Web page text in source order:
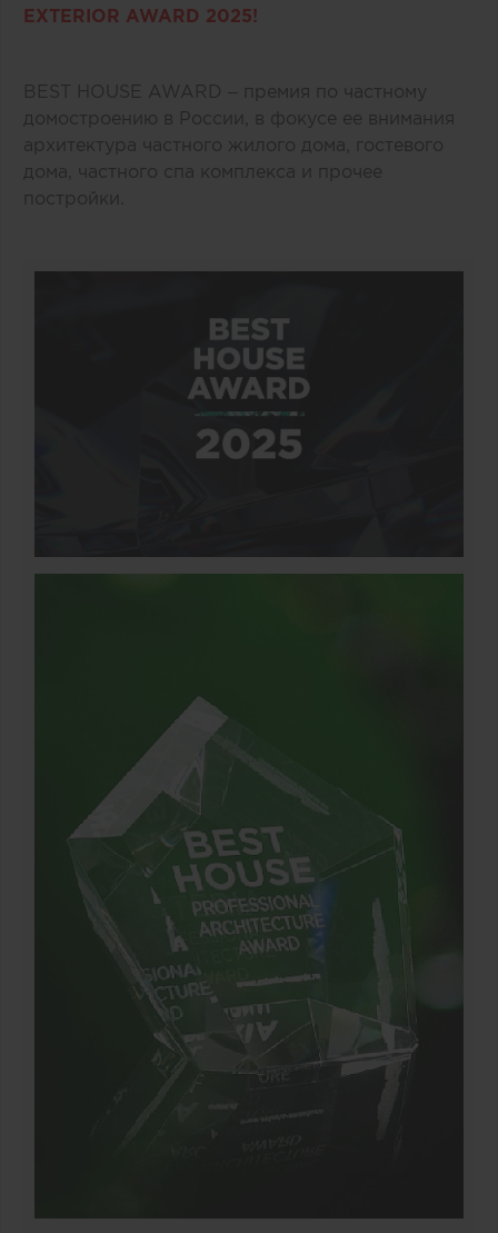
EXTERIOR AWARD 2025!
BEST HOUSE AWARD – премия по частному
домостроению в России, в фокусе ее внимания
архитектура частного жилого дома, гостевого
дома, частного спа комплекса и прочее
постройки.